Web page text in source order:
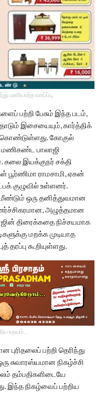
பணியாற்ற வாய்ப்பு.
பற்றி பேசும் இந்த படம்,
இசையையும், கார்த்திக்
கொண்டுள்ளது. கோகுல்
மணிகண்ட பாலாஜி
கலை இயக்குநர் சக்தி
ராமசாமி, ஏகன்
குழுவில் உள்ளனர்.
ஒரு தனித்துவமான
அழுத்தமான
திரைக்கதை நிச்சயமாக
மறக்க முடியாத
தரப்பு கூறியுள்ளது.
உதயம்...
பற்றி தெரிந்து
சுவாரஸ்யமான நிகழ்ச்சி
தம்பதிகளிடையே
இந்த நிகழ்வைப் பற்றிய